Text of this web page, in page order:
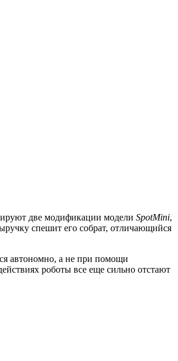
две модификации модели SpotMini,
спешит его собрат, отличающийся
автономно, а не при помощи
роботы все еще сильно отстают